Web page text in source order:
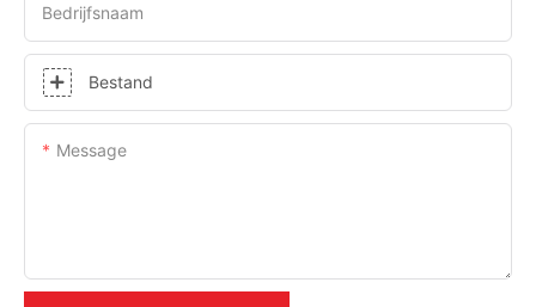
Bedrijfsnaam
Bestand
Message